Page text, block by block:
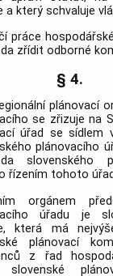
a který schvaluje
práce
zřídit odborné
§ 4.
plánovací
se zřizuje na
úřad se sídlem
plánovacího
slovenského
řízením tohoto
orgánem
úřadu je
která má
plánovací
z řad
slovenské